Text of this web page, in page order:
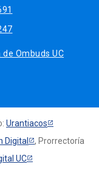
de Ombuds UC
Urantiacos
Digital
, Prorrectoría
UC